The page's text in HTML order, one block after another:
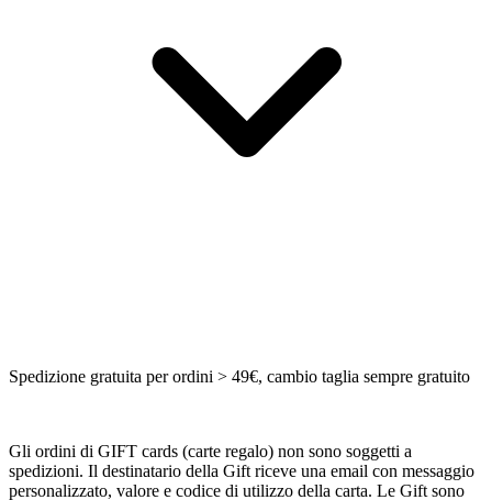
Spedizione gratuita per ordini > 49€, cambio taglia sempre gratuito
Gli ordini di GIFT cards (carte regalo) non sono soggetti a
spedizioni. Il destinatario della Gift riceve una email con messaggio
personalizzato, valore e codice di utilizzo della carta. Le Gift sono